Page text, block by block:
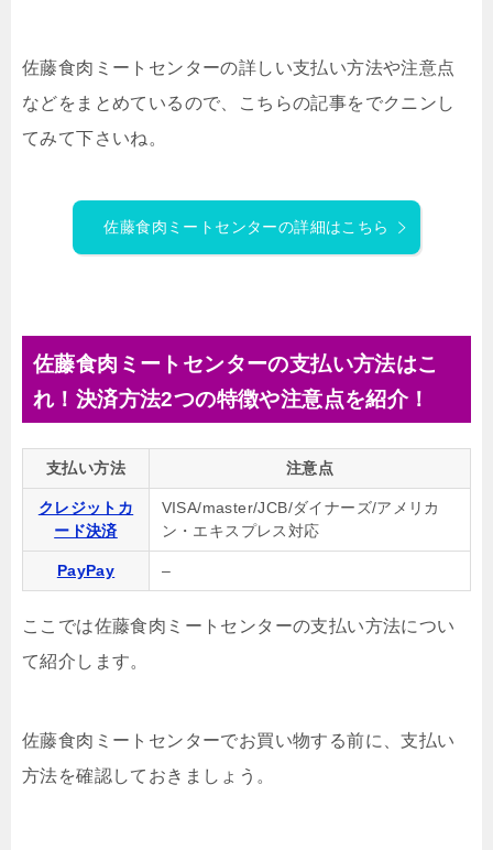
佐藤食肉ミートセンターの詳しい支払い方法や注意点
などをまとめているので、こちらの記事をでクニンし
てみて下さいね。
佐藤食肉ミートセンターの詳細はこちら
佐藤食肉ミートセンターの支払い方法はこ
れ！決済方法2つの特徴や注意点を紹介！
支払い方法 注意点
クレジットカ
ード決済
VISA/master/JCB/ダイナーズ/アメリカ
ン・エキスプレス対応
PayPay –
ここでは佐藤食肉ミートセンターの支払い方法につい
て紹介します。
佐藤食肉ミートセンターでお買い物する前に、支払い
方法を確認しておきましょう。